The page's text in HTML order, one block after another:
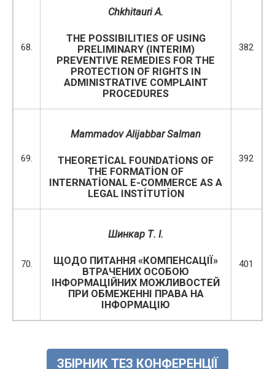
68.
Chkhitauri A.
THE POSSIBILITIES OF USING
PRELIMINARY (INTERIM)
PREVENTIVE REMEDIES FOR THE
PROTECTION OF RIGHTS IN
ADMINISTRATIVE COMPLAINT
PROCEDURES
382
69.
Mammadov Alijabbar Salman
THEORETİCAL FOUNDATİONS OF
THE FORMATİON OF
INTERNATİONAL E-COMMERCE AS A
LEGAL INSTİTUTİON
392
70.
Шинкар Т. І.
ЩОДО ПИТАННЯ «КОМПЕНСАЦІЇ»
ВТРАЧЕНИХ ОСОБОЮ
ІНФОРМАЦІЙНИХ МОЖЛИВОСТЕЙ
ПРИ ОБМЕЖЕННІ ПРАВА НА
ІНФОРМАЦІЮ
401
ЗБІРНИК ТЕЗ КОНФЕРЕНЦІЇ